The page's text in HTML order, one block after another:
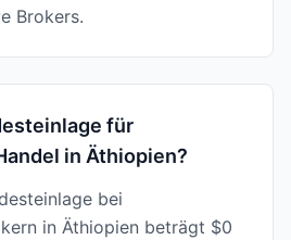
Brokers.
für
in Äthiopien?
bei
in Äthiopien beträgt $0